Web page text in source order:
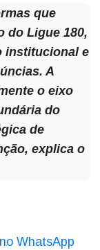
que
do Ligue 180,
institucional e
A
o eixo
do
de
explica o
no WhatsApp